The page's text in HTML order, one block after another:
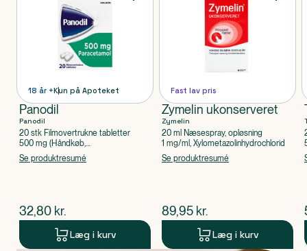
18 år +Kun på Apoteket
Panodil
Panodil
20 stk Filmovertrukne tabletter
500 mg (Håndkøb,
apoteksforbeholdt), Paracetamol
Se produktresumé
$nuværende pris
32,80 kr.
Læg i kurv
Fast lav pris
Zymelin ukonserveret
Zymelin
20 ml Næsespray, opløsning
1 mg/ml, Xylometazolinhydrochlorid
Se produktresumé
$nuværende pris
89,95 kr.
Læg i kurv